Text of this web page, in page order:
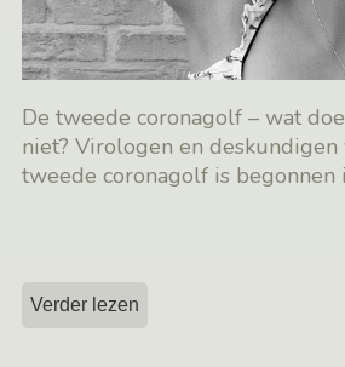
De tweede coronagolf – wat
niet? Virologen en deskundigen
tweede coronagolf is begonnen
Verder lezen